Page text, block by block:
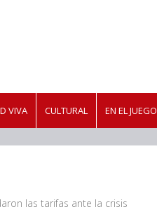
VIVA CULTURAL EN EL JUEGO
las tarifas ante la crisis